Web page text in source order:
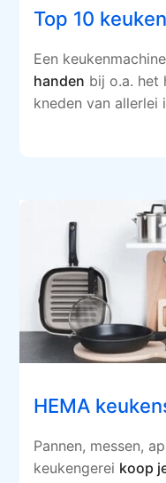
Top 10
Een
handen bij o.a. het
kneden van allerlei
HEMA
Pannen, messen,
keukengerei koop